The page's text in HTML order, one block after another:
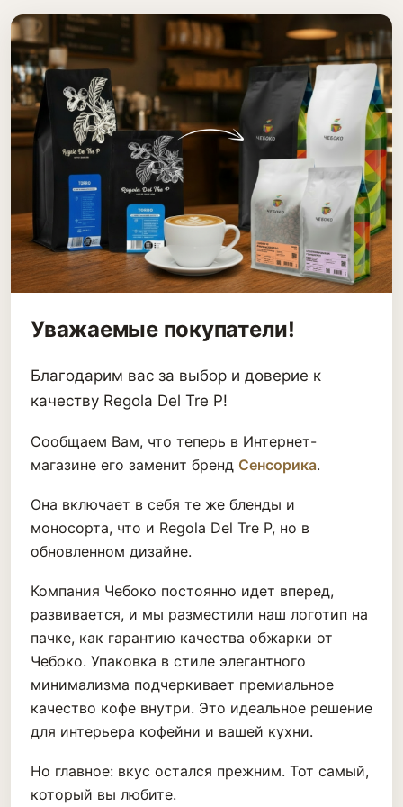
Уважаемые покупатели!
Благодарим вас за выбор и доверие к
качеству Regola Del Tre P!
Сообщаем Вам, что теперь в Интернет-
магазине его заменит бренд Сенсорика.
Она включает в себя те же бленды и
моносорта, что и Regola Del Tre P, но в
обновленном дизайне.
Компания Чебоко постоянно идет вперед,
развивается, и мы разместили наш логотип на
пачке, как гарантию качества обжарки от
Чебоко. Упаковка в стиле элегантного
минимализма подчеркивает премиальное
качество кофе внутри. Это идеальное решение
для интерьера кофейни и вашей кухни.
Но главное: вкус остался прежним. Тот самый,
который вы любите.